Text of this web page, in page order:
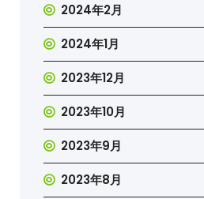
2024年2月
2024年1月
2023年12月
2023年10月
2023年9月
2023年8月